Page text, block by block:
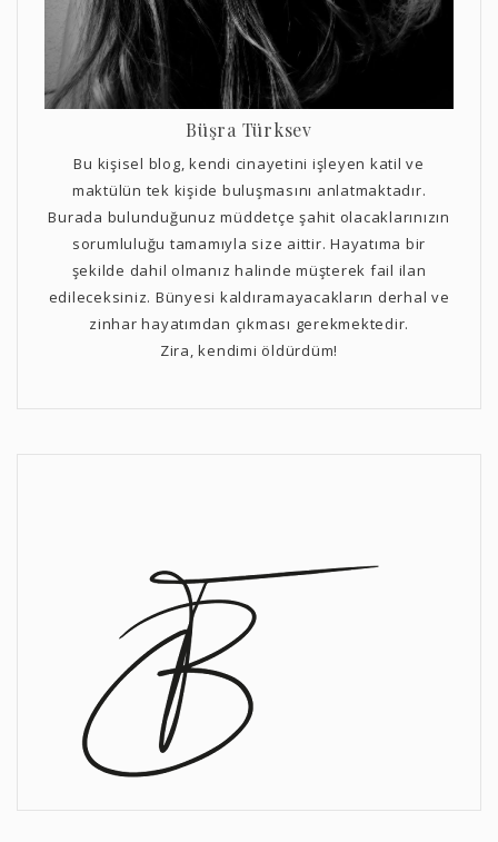
Büşra Türksev
Bu kişisel blog, kendi cinayetini işleyen katil ve
maktülün tek kişide buluşmasını anlatmaktadır.
Burada bulunduğunuz müddetçe şahit olacaklarınızın
sorumluluğu tamamıyla size aittir. Hayatıma bir
şekilde dahil olmanız halinde müşterek fail ilan
edileceksiniz. Bünyesi kaldıramayacakların derhal ve
zinhar hayatımdan çıkması gerekmektedir.
Zira, kendimi öldürdüm!